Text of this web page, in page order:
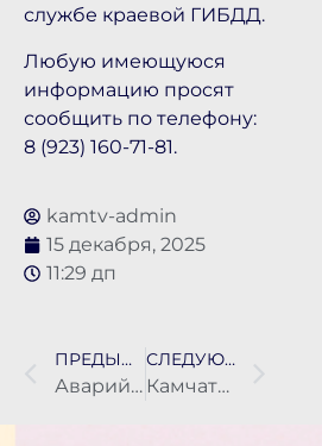
службе краевой ГИБДД.
Любую имеющуюся
информацию просят
сообщить по телефону:
8 (923) 160-71-81.
kamtv-admin
15 декабря, 2025
11:29 дп
ПРЕДЫДУЩАЯ НОВОСТЬ
Аварийный режим работы электрооборудования — возможная причина пожара в СНТ «Автомобилист»
СЛЕДУЮЩАЯ НОВОСТЬ
Камчатская прокуратура добилась выплаты семье погибшего военного